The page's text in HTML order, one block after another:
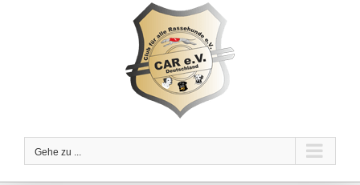
Gehe zu ...